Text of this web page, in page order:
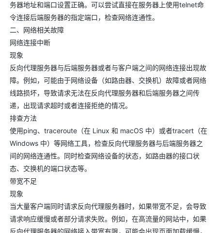
务器地址和端口设置正确。可以尝试直接在服务器上使用telnet命
令连接后端服务器的指定端口，检查网络连通性。
二、网络相关故障
网络连接中断
现象
反向代理服务器与后端服务器或者与客户端之间的网络连接出现故
障。例如，可能由于网络设备（如路由器、交换机）故障或者网络
线路损坏，导致请求无法在反向代理服务器和后端服务器之间传
递，出现请求超时或者连接拒绝的情况。
排查方法
使用ping、traceroute（在 Linux 和 macOS 中）或者tracert（在
Windows 中）等网络工具，检查反向代理服务器与后端服务器之
间的网络连通性。同时检查网络设备的状态，如路由器的接口状
态、交换机的端口状态等。
带宽不足
现象
当大量客户端同时请求反向代理服务器时，如果带宽不足，会导致
请求响应缓慢或者部分请求失败。例如，在高流量的网站中，如果
反向代理服务器的网络接入带宽有限，可能会出现页面加载缓慢，